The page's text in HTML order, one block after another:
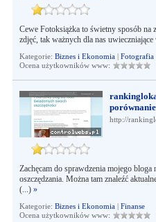
Cewe Fotoksiążka to świetny sposób na
zdjęć, tak ważnych dla nas
Kategorie: Biznes i Ekonomia| Fotografia
Ocena użytkowników www:
http://
Zachęcam do sprawdzenia mojego
oszczędzania. Można tam znaleźć
(...) »
Kategorie: Biznes i Ekonomia| Finanse
Ocena użytkowników www: